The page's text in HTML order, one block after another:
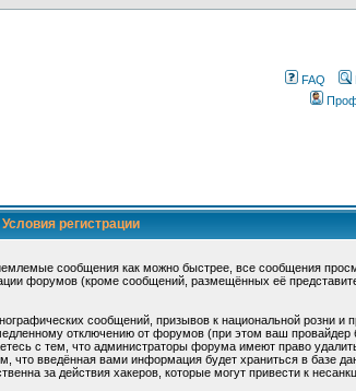
FAQ
регистрации
сообщения как можно быстрее, все сообщения
форумов (кроме сообщений, размещённых её
сообщений, призывов к национальной розни
отключению от форумов (при этом ваш провайдер
с тем, что администраторы форума имеют право
введённая вами информация будет храниться в базе
за действия хакеров, которые могут привести к